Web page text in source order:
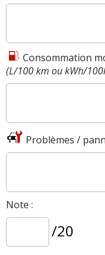
Consommation
(L/100 km ou kWh/
Problèmes /
Note :
/20